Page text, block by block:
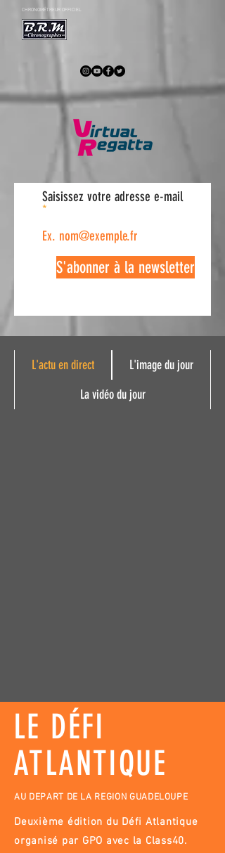
CHRONOMÉTREUR OFFICIEL
Saisissez votre adresse e-mail
S'abonner à la newsletter
L'actu en direct
L'image du jour
La vidéo du jour
LE DÉFI
ATLANTIQUE
AU DEPART DE LA REGION GUADELOUPE
Deuxième édition du Défi Atlantique
organisé par GPO avec la Class40.